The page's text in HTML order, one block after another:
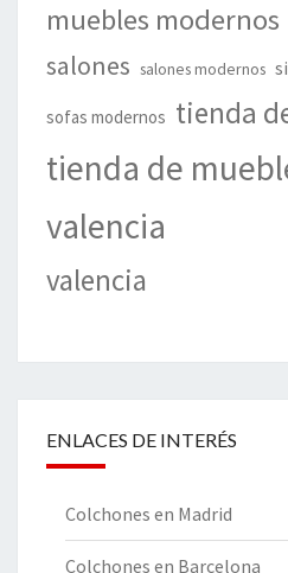
muebles modernos
salones salones modernos
sofas modernos tienda
tienda de
valencia
valencia
ENLACES DE INTERÉS
Colchones en Madrid
Colchones en Barcelona